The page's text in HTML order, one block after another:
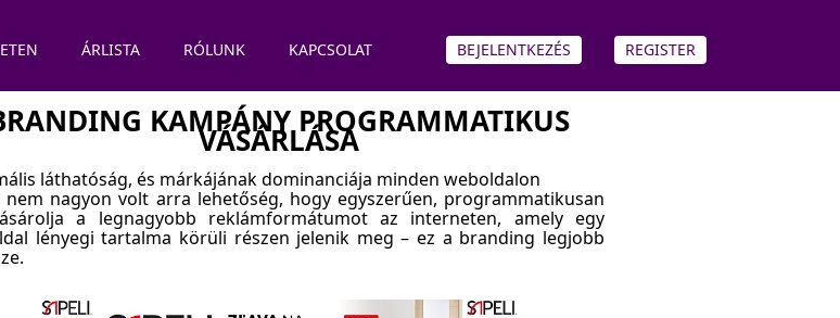
ÁRLISTA RÓLUNK KAPCSOLAT REGISTER
BEJELENTKEZÉS
KAMPÁNY PROGRAMMATIKUS
VÁSÁRLÁSA
láthatóság, és márkájának dominanciája minden weboldalon
nem nagyon volt arra lehetőség, hogy egyszerűen, programmatikusan
a legnagyobb reklámformátumot az interneten, amely egy
lényegi tartalma körüli részen jelenik meg – ez a branding legjobb